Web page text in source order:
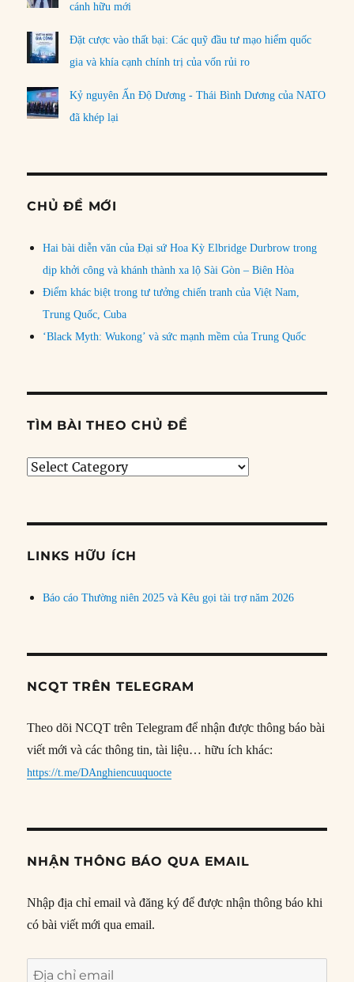
cánh hữu mới
Đặt cược vào thất bại: Các quỹ đầu tư mạo hiểm quốc
gia và khía cạnh chính trị của vốn rủi ro
Kỷ nguyên Ấn Độ Dương - Thái Bình Dương của NATO
đã khép lại
CHỦ ĐỀ MỚI
Hai bài diễn văn của Đại sứ Hoa Kỳ Elbridge Durbrow trong
dịp khởi công và khánh thành xa lộ Sài Gòn – Biên Hòa
Điểm khác biệt trong tư tưởng chiến tranh của Việt Nam,
Trung Quốc, Cuba
‘Black Myth: Wukong’ và sức mạnh mềm của Trung Quốc
TÌM BÀI THEO CHỦ ĐỀ
Tìm
đề
LINKS HỮU ÍCH
Báo cáo Thường niên 2025 và Kêu gọi tài trợ năm 2026
NCQT TRÊN TELEGRAM
Theo dõi NCQT trên Telegram để nhận được thông báo bài
viết mới và các thông tin, tài liệu… hữu ích khác:
https://t.me/DAnghiencuuquocte
NHẬN THÔNG BÁO QUA EMAIL
Nhập địa chỉ email và đăng ký để được nhận thông báo khi
có bài viết mới qua email.
Địa